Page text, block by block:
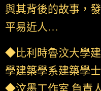
與其背後的故事，
平易近人…
◆比利時魯汶大學
學建築學系建築學士
◆汶墨工作室 負責